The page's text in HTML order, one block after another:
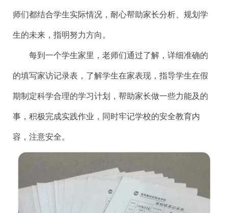
师们都结合学生实际情况，耐心帮助家长分析、规划学
生的未来，指明努力方向。
每到一个学生家里，老师们通过了解，详细准确的
的填写家访记录表，了解学生在家表现，指导学生在假
期制定科学合理的学习计划，帮助家长做一些力能及的
事，积极完成实践作业，同时牢记学校的安全教育内
容，注意安全。